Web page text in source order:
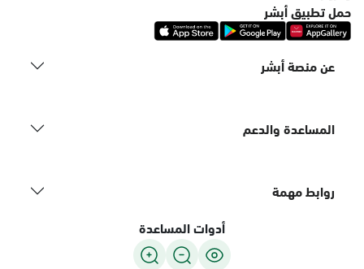
حمل تطبيق أبشر
عن منصة أبشر
المساعدة والدعم
روابط مهمة
أدوات المساعدة